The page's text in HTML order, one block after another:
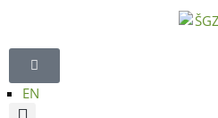
EN